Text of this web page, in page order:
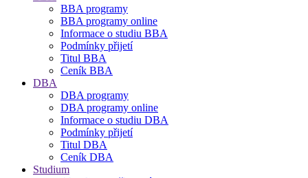
BBA programy
BBA programy online
Informace o studiu BBA
Podmínky přijetí
Titul BBA
Ceník BBA
DBA
DBA programy
DBA programy online
Informace o studiu DBA
Podmínky přijetí
Titul DBA
Ceník DBA
Studium